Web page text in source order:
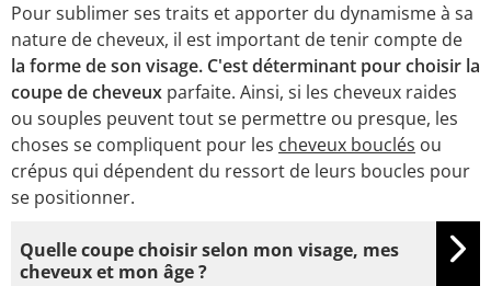
Pour sublimer ses traits et apporter du dynamisme à sa
nature de cheveux, il est important de tenir compte de
la forme de son visage. C'est déterminant pour choisir la
coupe de cheveux parfaite. Ainsi, si les cheveux raides
ou souples peuvent tout se permettre ou presque, les
choses se compliquent pour les cheveux bouclés ou
crépus qui dépendent du ressort de leurs boucles pour
se positionner.
Quelle coupe choisir selon mon visage, mes
cheveux et mon âge ?